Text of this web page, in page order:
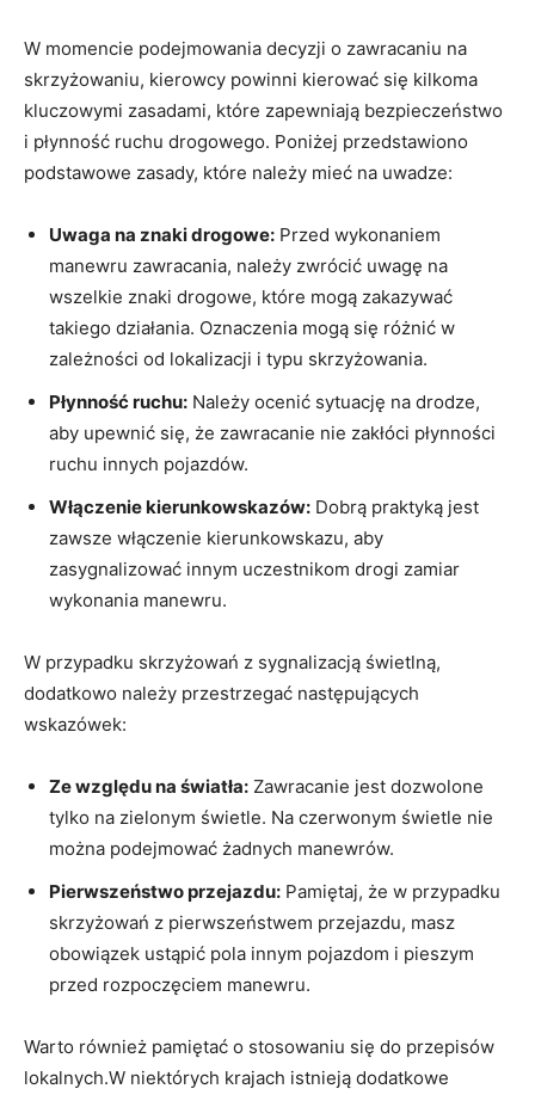
W momencie podejmowania decyzji o zawracaniu na
skrzyżowaniu, kierowcy powinni kierować się kilkoma
kluczowymi zasadami, które zapewniają bezpieczeństwo
i płynność ruchu drogowego. Poniżej przedstawiono
podstawowe zasady, które należy mieć na uwadze:
Uwaga na znaki drogowe: Przed wykonaniem
manewru zawracania, należy zwrócić uwagę na
wszelkie znaki drogowe, które mogą zakazywać
takiego działania. Oznaczenia mogą się różnić w
zależności od lokalizacji i typu skrzyżowania.
Płynność ruchu: Należy ocenić sytuację na drodze,
aby upewnić się, że zawracanie nie zakłóci płynności
ruchu innych pojazdów.
Włączenie kierunkowskazów: Dobrą praktyką jest
zawsze włączenie kierunkowskazu, aby
zasygnalizować innym uczestnikom drogi zamiar
wykonania manewru.
W przypadku skrzyżowań z sygnalizacją świetlną,
dodatkowo należy przestrzegać następujących
wskazówek:
Ze względu na światła: Zawracanie jest dozwolone
tylko na zielonym świetle. Na czerwonym świetle nie
można podejmować żadnych manewrów.
Pierwszeństwo przejazdu: Pamiętaj, że w przypadku
skrzyżowań z pierwszeństwem przejazdu, masz
obowiązek ustąpić pola innym pojazdom i pieszym
przed rozpoczęciem manewru.
Warto również pamiętać o stosowaniu się do przepisów
lokalnych.W niektórych krajach istnieją dodatkowe